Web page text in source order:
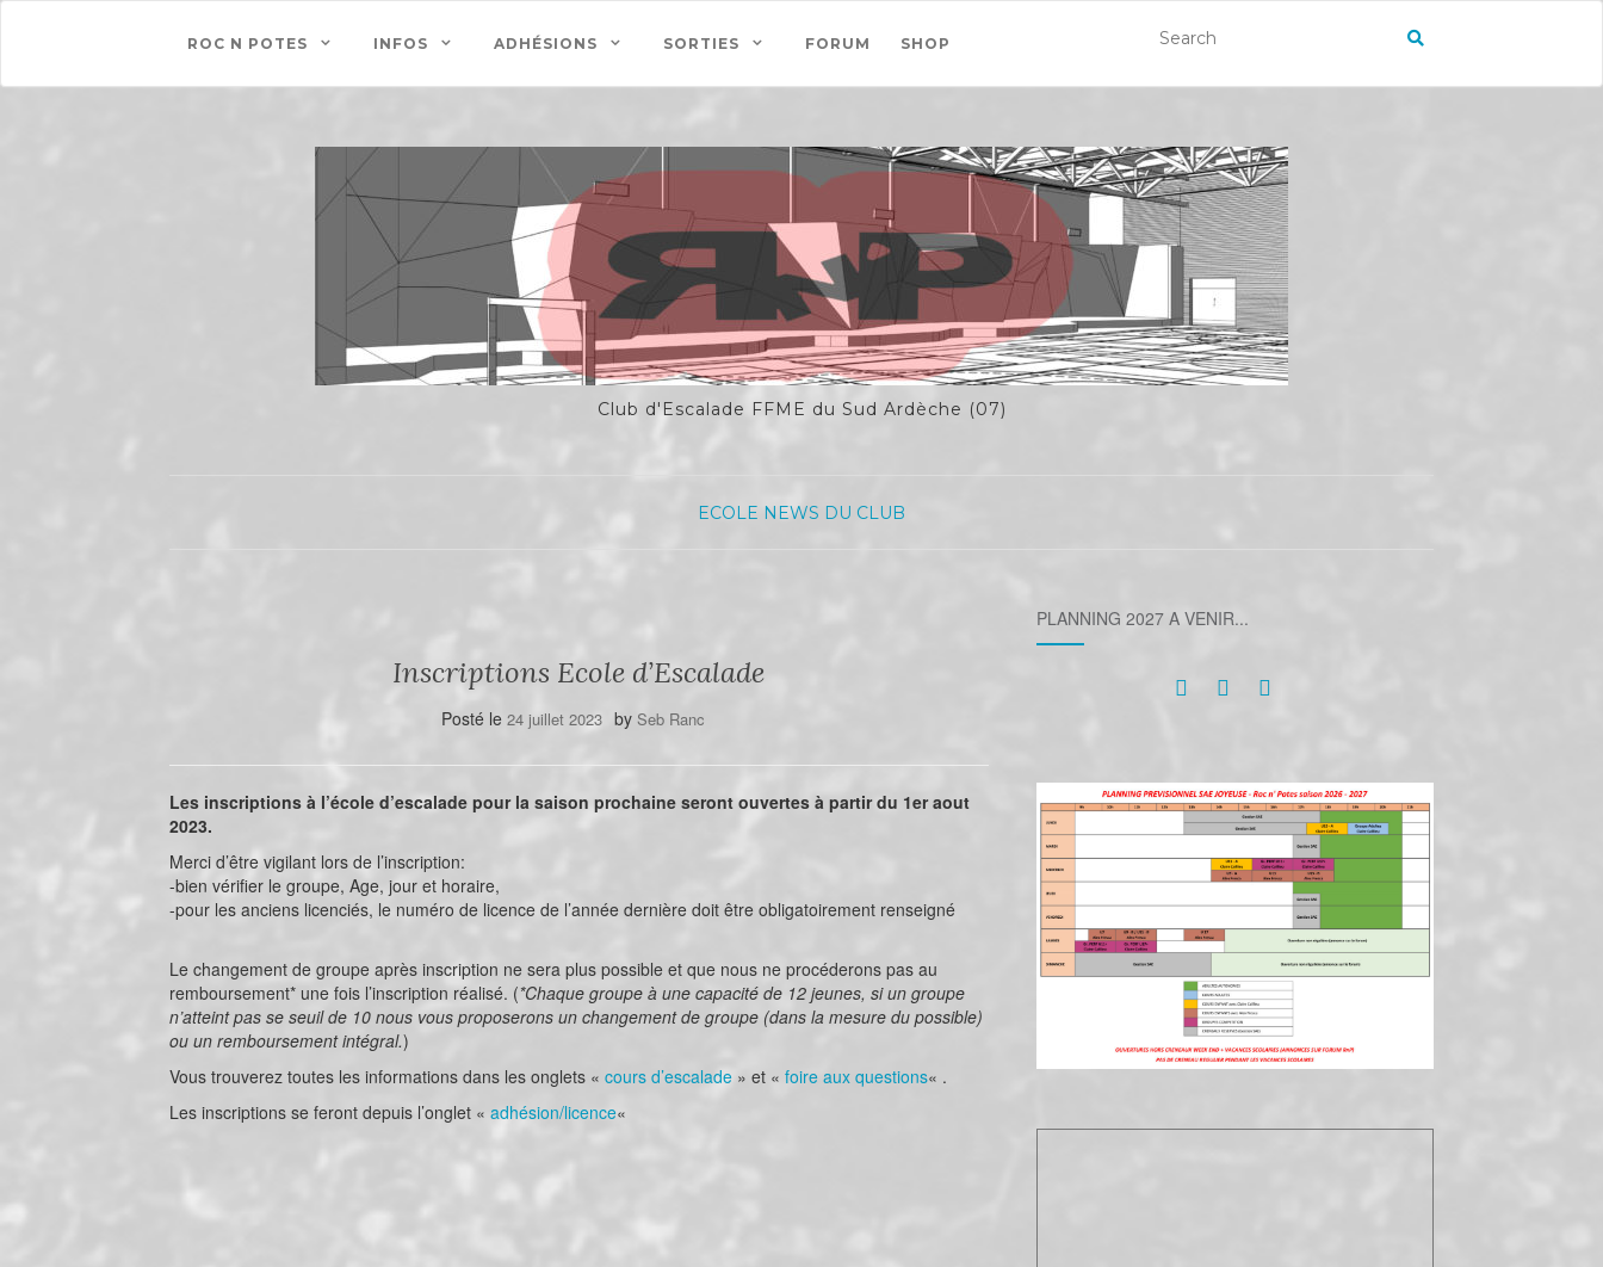
ROC N POTES INFOS ADHÉSIONS SORTIES FORUM SHOP
Club d'Escalade FFME du Sud Ardèche (07)
ECOLE NEWS DU CLUB
Inscriptions Ecole d’Escalade
Posté le 24 juillet 2023 by Seb Ranc
Les inscriptions à l’école d’escalade pour la saison prochaine seront ouvertes à partir du 1er aout
2023.
Merci d’être vigilant lors de l’inscription:
-bien vérifier le groupe, Age, jour et horaire,
-pour les anciens licenciés, le numéro de licence de l’année dernière doit être obligatoirement renseigné
Le changement de groupe après inscription ne sera plus possible et que nous ne procéderons pas au
remboursement* une fois l’inscription réalisé. (*Chaque groupe à une capacité de 12 jeunes, si un groupe
n’atteint pas se seuil de 10 nous vous proposerons un changement de groupe (dans la mesure du possible)
ou un remboursement intégral.)
Vous trouverez toutes les informations dans les onglets « cours d’escalade » et « foire aux questions« .
Les inscriptions se feront depuis l’onglet « adhésion/licence«
PLANNING 2027 A VENIR...